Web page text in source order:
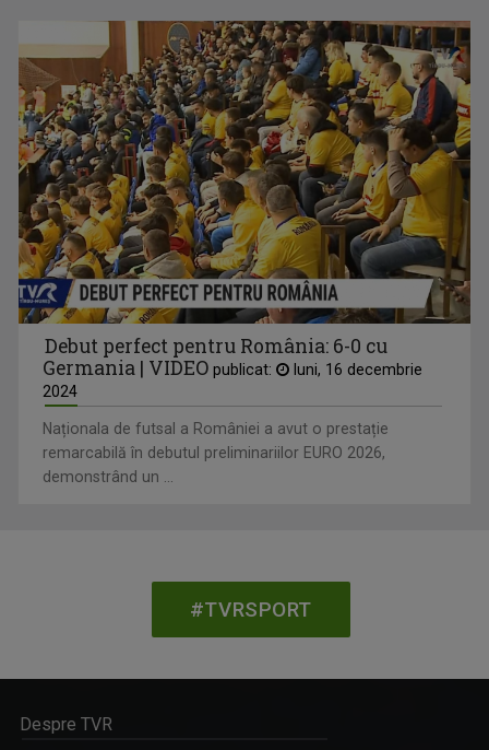
Debut perfect pentru România: 6-0 cu
Germania | VIDEO publicat:
luni, 16 decembrie
2024
Naționala de futsal a României a avut o prestație
remarcabilă în debutul preliminariilor EURO 2026,
demonstrând un ...
#TVRSPORT
Despre TVR